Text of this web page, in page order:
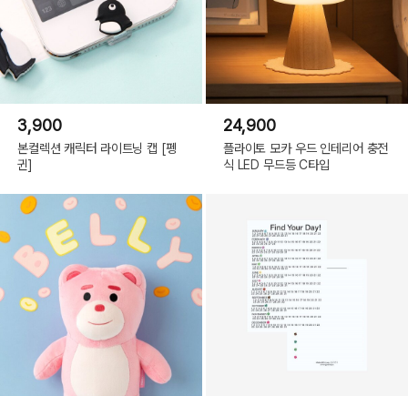
3,900
본컬렉션 캐릭터 라이트닝 캡 [펭
귄]
24,900
플라이토 모카 우드 인테리어 충전
식 LED 무드등 C타입